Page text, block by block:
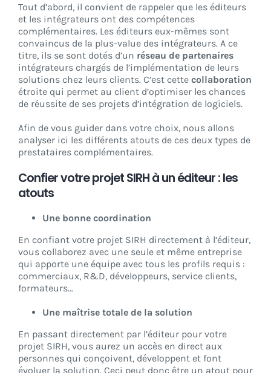
Tout d’abord, il convient de rappeler que les éditeurs
et les intégrateurs ont des compétences
complémentaires. Les éditeurs eux-mêmes sont
convaincus de la plus-value des intégrateurs. A ce
titre, ils se sont dotés d’un réseau de partenaires
intégrateurs chargés de l’implémentation de leurs
solutions chez leurs clients. C’est cette collaboration
étroite qui permet au client d’optimiser les chances
de réussite de ses projets d’intégration de logiciels.
Afin de vous guider dans votre choix, nous allons
analyser ici les différents atouts de ces deux types de
prestataires complémentaires.
Confier votre projet SIRH à un éditeur : les
atouts
Une bonne coordination
En confiant votre projet SIRH directement à l’éditeur,
vous collaborez avec une seule et même entreprise
qui apporte une équipe avec tous les profils requis :
commerciaux, R&D, développeurs, service clients,
formateurs…
Une maîtrise totale de la solution
En passant directement par l’éditeur pour votre
projet SIRH, vous aurez un accès en direct aux
personnes qui conçoivent, développent et font
évoluer la solution. Ceci peut donc être un atout pour